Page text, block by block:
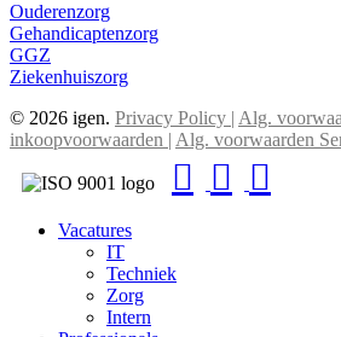
Ouderenzorg
Gehandicaptenzorg
GGZ
Ziekenhuiszorg
© 2026 igen. Privacy Policy | Alg.
inkoopvoorwaarden | Alg. voorwaarden
Close
Vacatures
IT
Techniek
Zorg
Intern